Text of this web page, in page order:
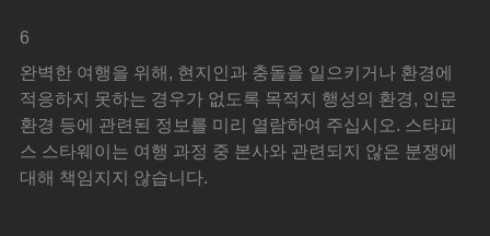
6
완벽한 여행을 위해, 현지인과 충돌을 일으키거나 환경에
적응하지 못하는 경우가 없도록 목적지 행성의 환경, 인문
환경 등에 관련된 정보를 미리 열람하여 주십시오. 스타피
스 스타웨이는 여행 과정 중 본사와 관련되지 않은 분쟁에
대해 책임지지 않습니다.